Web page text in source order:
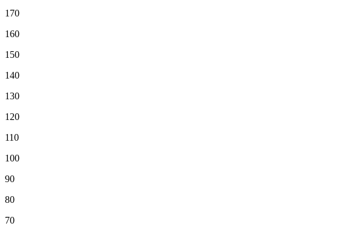
170
160
150
140
130
120
110
100
90
80
70